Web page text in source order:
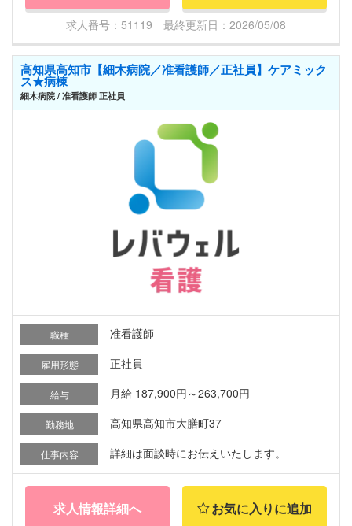
求人番号：51119 最終更新日：2026/05/08
高知県高知市【細木病院／准看護師／正社員】ケアミック
ス★病棟
細木病院 / 准看護師 正社員
職種 准看護師
雇用形態 正社員
給与 月給 187,900円～263,700円
勤務地 高知県高知市大膳町37
仕事内容 詳細は面談時にお伝えいたします。
求人情報詳細へ お気に入りに追加